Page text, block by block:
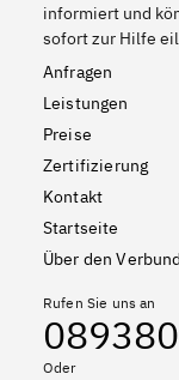
informiert und
sofort zur Hilfe
Anfragen
Leistungen
Preise
Zertifizierung
Kontakt
Startseite
Über den Verbund
Rufen Sie uns an
Oder